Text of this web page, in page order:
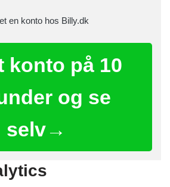
en konto hos Billy.dk
konto på 10
og se
selv→